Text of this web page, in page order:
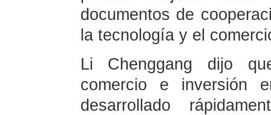
documentos de
la tecnología y el
Li Chenggang dijo
comercio e inversión
desarrollado